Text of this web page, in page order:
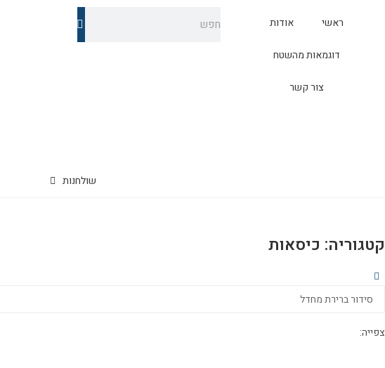
ראשי אודות
דוגמאות מהשטח
צור קשר
שולחנות
קטגוריה: כיסאות
צפייה: